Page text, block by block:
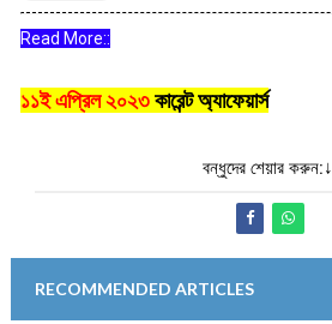
Read More::
১১ই এপ্রিল ২০২৩কারেন্ট অ্যাফেয়ার্স
বন্ধুদের শেয়ার করুন:↓
RECOMMENDED ARTICLES